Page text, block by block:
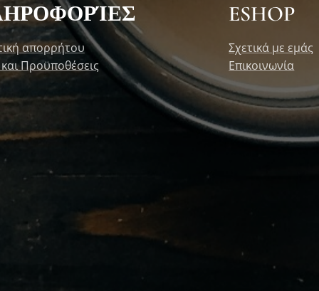
απορρήτου
Προϋποθέσεις
ESHOP
Σχετικά με εμάς
Επικοινωνία